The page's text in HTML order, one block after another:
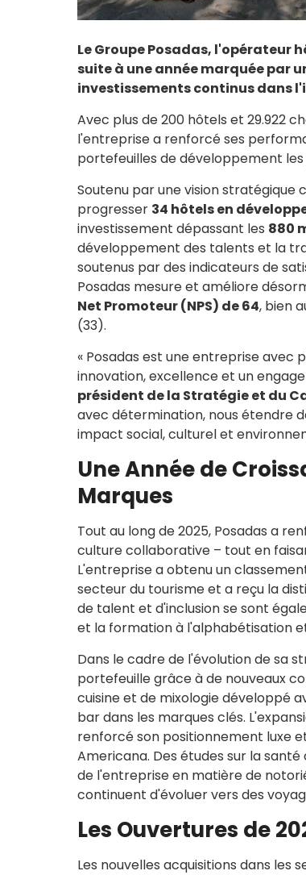
Le Groupe Posadas, l'opérateur
suite à une année marquée par
investissements continus dans
Avec plus de 200 hôtels et 29.922
l'entreprise a renforcé ses
portefeuilles de développement
Soutenu par une vision stratégique
progresser 34 hôtels en
investissement dépassant les 880
développement des talents et la
soutenus par des indicateurs de
Posadas mesure et améliore
Net Promoteur (NPS) de 64, bien
(33).
« Posadas est une entreprise avec
innovation, excellence et un
président de la Stratégie et du
avec détermination, nous étendre
impact social, culturel et
Une Année de
Marques
Tout au long de 2025, Posadas a
culture collaborative – tout en
L'entreprise a obtenu un
secteur du tourisme et a reçu la
de talent et d'inclusion se sont
et la formation à l'alphabétisation
Dans le cadre de l'évolution de sa
portefeuille grâce à de nouveaux
cuisine et de mixologie développé
bar dans les marques clés.
renforcé son positionnement luxe
Americana. Des études sur la
de l'entreprise en matière de
continuent d'évoluer vers des
Les Ouvertures de
Les nouvelles acquisitions dans les